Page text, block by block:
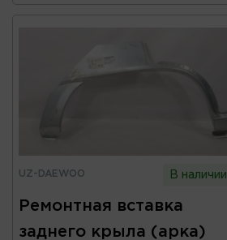
UZ-DAEWOO В наличии
Ремонтная вставка
заднего крыла (арка)